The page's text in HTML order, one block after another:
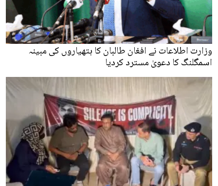
وزارت اطلاعات نے افغان طالبان کا ہتھیاروں کی مبینہ
اسمگلنگ کا دعویٰ مسترد کردیا